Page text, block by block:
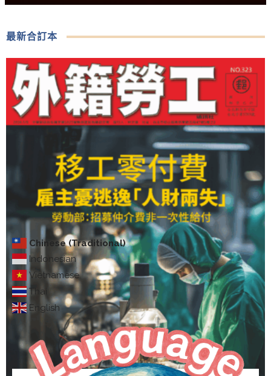
Chinese (Traditional)
Indonesian
Vietnamese
Thai
English
最新合訂本